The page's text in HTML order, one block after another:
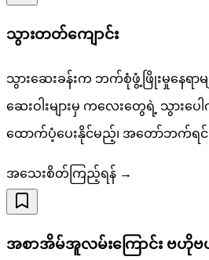
သွားတတ်ကျောင်း
သွားဆေးခန်းက ဘက်စုံဖွံ့ဖြိုးမှုနေရ
ဆေးဝါးများမှ ကလေးတွေရဲ့ သွားပေါ
ထောက်ပံ့ပေးနိုင်မည့်၊ အတော်ဘက်ရ
အသေးစိတ်ကြည့်ရန် →
အစာအိမ်အူလမ်းကြောင်း ဗဟို